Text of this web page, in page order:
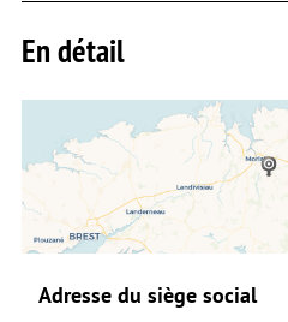
En détail
Adresse du siège social